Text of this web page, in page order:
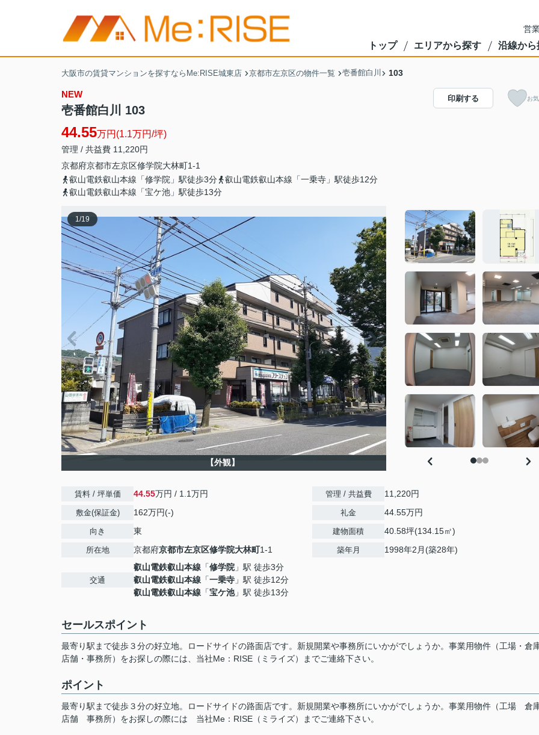
営
トップ エリアから探す 沿線から
大阪市の賃貸マンションを探すならMe:RISE城東店 京都市左京区の物件一覧 壱番館白川 103
NEW
壱番館白川 103
44.55万円(1.1万円/坪)
管理 / 共益費 11,220円
京都府京都市左京区修学院大林町1-1
叡山電鉄叡山本線「修学院」駅徒歩3分
叡山電鉄叡山本線「一乗寺」駅徒歩12分
叡山電鉄叡山本線「宝ケ池」駅徒歩13分
印刷する お
1/19
【外観】
賃料 / 坪単価 44.55万円 / 1.1万円
敷金(保証金) 162万円(-)
向き 東
所在地 京都府京都市左京区修学院大林町1-1
交通
叡山電鉄叡山本線 「修学院 」駅 徒歩3分
叡山電鉄叡山本線 「一乗寺 」駅 徒歩12分
叡山電鉄叡山本線 「宝ケ池」駅 徒歩13分
管理 / 共益費 11,220円
礼金 44.55万円
建物面積 40.58坪(134.15㎡)
築年月 1998年2月(築28年)
セールスポイント
最寄り駅まで徒歩３分の好立地。ロードサイドの路面店です。新規開業や事務所にいかがでしょうか。事業用物件（工場・倉
店舗・事務所）をお探しの際には、当社Me：RISE（ミライズ）までご連絡下さい。
ポイント
最寄り駅まで徒歩３分の好立地。ロードサイドの路面店です。新規開業や事務所にいかがでしょうか。事業用物件（工場
倉
店舗
事務所）をお探しの際には 当社Me：RISE（ミライズ）までご連絡下さい。